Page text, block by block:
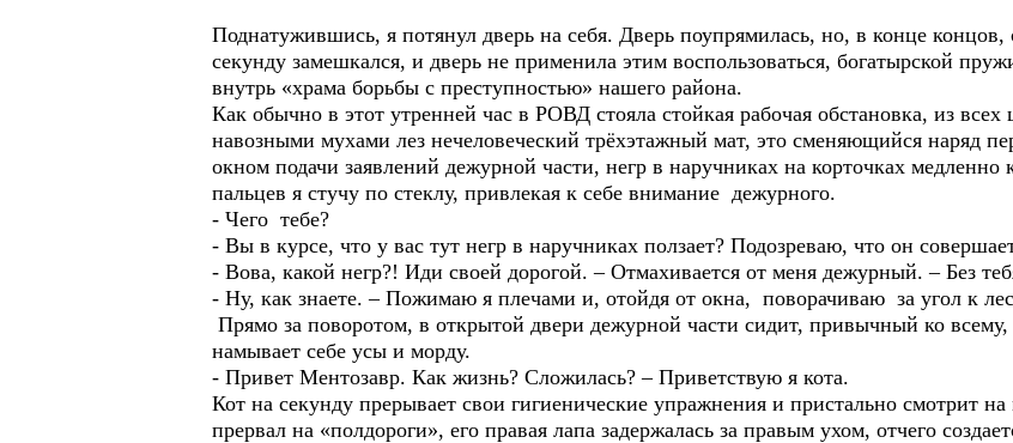
Поднатужившись, я потянул дверь на себя. Дверь поупрямилась, но, в конце
секунду замешкался, и дверь не применила этим воспользоваться, богатырской
внутрь «храма борьбы с преступностью» нашего района.
Как обычно в этот утренней час в РОВД стояла стойкая рабочая обстановка, из
навозными мухами лез нечеловеческий трёхэтажный мат, это сменяющийся наряд
окном подачи заявлений дежурной части, негр в наручниках на корточках
пальцев я стучу по стеклу, привлекая к себе внимание дежурного.
- Чего тебе?
- Вы в курсе, что у вас тут негр в наручниках ползает? Подозреваю, что он
- Вова, какой негр?! Иди своей дорогой. – Отмахивается от меня дежурный. – Без
- Ну, как знаете. – Пожимаю я плечами и, отойдя от окна, поворачиваю за угол к
Прямо за поворотом, в открытой двери дежурной части сидит, привычный ко
намывает себе усы и морду.
- Привет Ментозавр. Как жизнь? Сложилась? – Приветствую я кота.
Кот на секунду прерывает свои гигиенические упражнения и пристально смотрит
прервал на «полдороги», его правая лапа задержалась за правым ухом, отчего